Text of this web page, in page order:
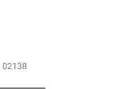
02138